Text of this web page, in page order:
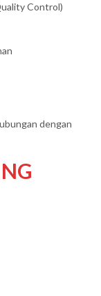
Control)
dengan